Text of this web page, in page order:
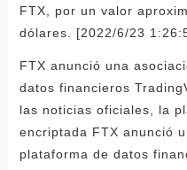
FTX, por un valor
dólares. [2022/6/23
FTX anunció una
datos financieros
las noticias oficiales, la
encriptada FTX anunció
plataforma de datos